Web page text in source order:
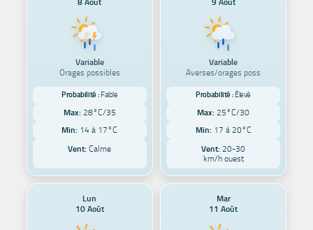
Variable
Orages possibles
Probabilité : Faible
Max: 28°C/35
Min: 14 à 17°C
Vent: Calme
Variable
Averses/orages poss
Probabilité : Élevé
Max: 25°C/30
Min: 17 à 20°C
Vent: 20-30
km/h ouest
Lun
10 Août
Mar
11 Août